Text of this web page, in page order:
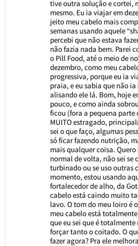
tive outra solução e cortei,
mesmo. Eu ia viajar em
jeito meu cabelo mais
semanas usando aquele
percebi que não estava
não fazia nada bem. Parei
o Pill Food, até o meio de
dezembro, como meu
progressiva, porque eu ia
praia, e eu sabia que não
alisando ele lá. Bom, hoje
pouco, e como ainda
ficou (fora a pequena parte
MUITO estragado,
sei o que faço, algumas
só ficar fazendo nutrição,
mais qualquer coisa.
normal de volta, não sei se
turbinado ou se uso outras
momento, estou usando
fortalecedor de alho, da
cabelo está caindo muito
lavo. O tom do meu loiro é
meu cabelo está
que eu sei que é
forçar tanto o coitado. O
fazer agora? Pra ele